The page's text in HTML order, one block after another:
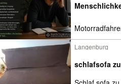
Langenburg
schlafsofa